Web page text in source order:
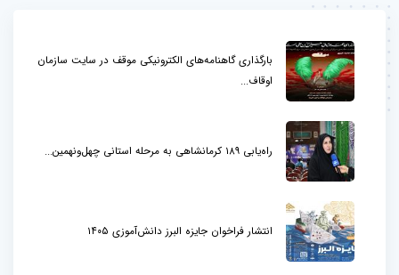
بارگذاری گاهنامه‌های الکترونیکی موقف در سایت سازمان
اوقاف...
راه‌یابی ۱۸۹ کرمانشاهی به مرحله استانی چهل‌ونهمین...
انتشار فراخوان جایزه البرز دانش‌آموزی ۱۴۰۵